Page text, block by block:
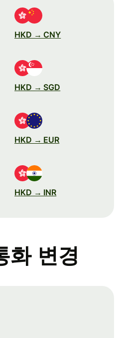
HKD → CNY
HKD → SGD
HKD → EUR
HKD → INR
화 변경